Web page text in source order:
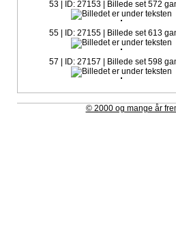
53 | ID: 27153 | Billede set 572
55 | ID: 27155 | Billede set 613
57 | ID: 27157 | Billede set 598
© 2000 og mange år